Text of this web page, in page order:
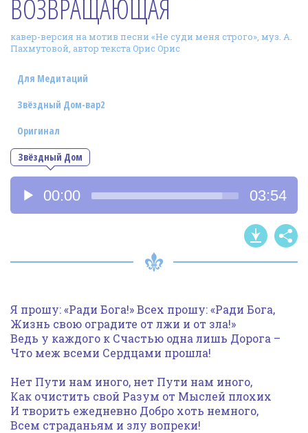
Фотогалерея
In English
Видео
Ииссиидиология
Номера песен
ВОЗВРАЩАЮЩАЯ
кавер-версия на мотив песни «Не суди меня строго», муз. А.
Пахмутовой, автор текста Орис Орис
Звёздный Дом
Для Медитаций
Звёздный Дом-вар2
Оригинал
Аудиоплеер
00:00 03:54
Я прошу: «Ради Бога!» Всех прошу: «Ради Бога,
Жизнь свою оградите от лжи и от зла!»
Ведь у каждого к Счастью одна лишь Дорога –
Что меж всеми Сердцами прошла!
Нет Пути нам иного, нет Пути нам иного,
Как очистить свой Разум от Мыслей плохих
И творить ежедневно Добро хоть немного,
Всем страданьям и злу вопреки!